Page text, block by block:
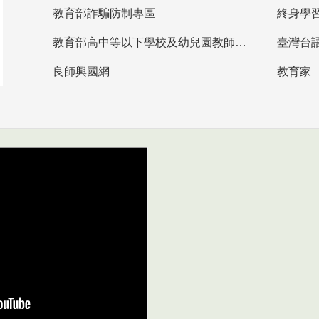
教育部詐騙防制專區 終身學
教育部高中等以下學校及幼兒園教師資格檢定考試 臺灣台
良師興國網 教育家